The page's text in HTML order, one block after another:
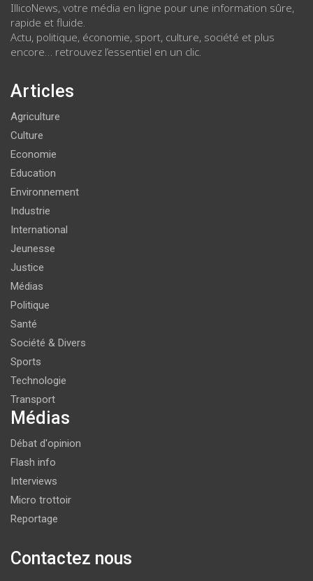
IllicoNews, votre média en ligne pour une information sûre,
rapide et fluide.
Actu, politique, économie, sport, culture, société et plus
encore… retrouvez l’essentiel en un clic.
Articles
Agriculture
Culture
Economie
Education
Environnement
Industrie
International
Jeunesse
Justice
Médias
Politique
Santé
Société & Divers
Sports
Technologie
Transport
Médias
Débat d'opinion
Flash info
Interviews
Micro trottoir
Reportage
Contactez nous